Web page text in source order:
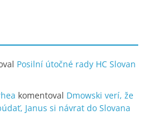
Posilní útočné rady HC Slovan
komentoval Dmowski verí, že
Janus si návrat do Slovana